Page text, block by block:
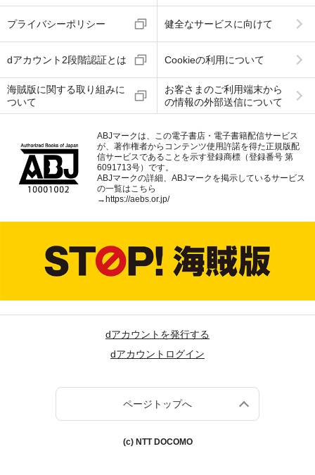
プライバシーポリシー 健全なサービスに向けて
dアカウント2段階認証とは Cookieの利用について
海賊版に関する取り組みに
ついて
お客さまのご利用端末から
の情報の外部送信について
ABJマークは、この電子書店・電子書籍配信サービス
が、著作権者からコンテンツ使用許諾を得た正規版配
信サービスであることを示す登録商標（登録番号 第
6091713号）です。
ABJマークの詳細、ABJマークを掲示しているサービス
の一覧はこちら
→ https://aebs.or.jp/
dアカウントを発行する
dアカウントログイン
ページトップへ
(c) NTT DOCOMO